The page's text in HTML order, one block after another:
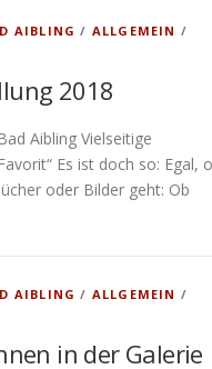
AIBLING / ALLGEMEIN /
2018
Aibling Vielseitige
Es ist doch so: Egal,
oder Bilder geht: Ob
AIBLING / ALLGEMEIN /
in der Galerie